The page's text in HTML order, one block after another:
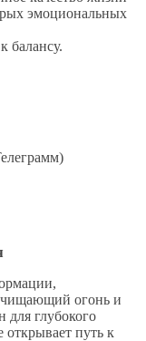
эмоциональных
балансу.
огонь и
для глубокого
открывает путь к